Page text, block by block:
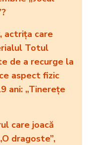
actrița care
Totul
de a recurge la
aspect fizic
ani: „Tinerețe
care joacă
dragoste”,